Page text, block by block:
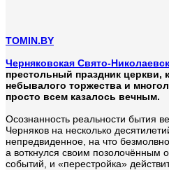
TOMIN.BY
Черняковская Свято-
престольный праздник
небывалого торжества и
просто всем казалось вечным.
Осознанность реальности бытия
Черняков на несколько
непредвиденное, на что
а воткнулся своим позолочённым
событий, и «перестройка»